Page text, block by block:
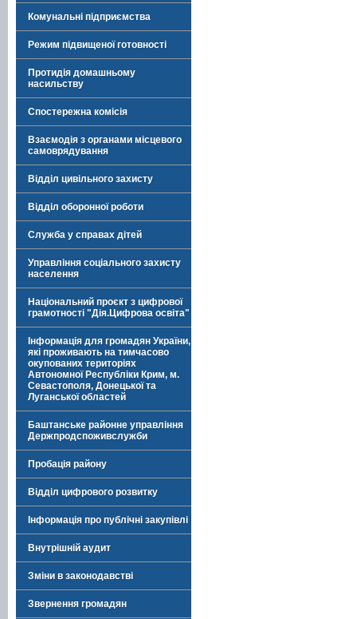
Комунальні підприємства
Режим підвищеної готовності
Протидія домашньому
насильству
Спостережна комісія
Взаємодія з органами місцевого
самоврядування
Відділ цивільного захисту
Відділ оборонної роботи
Служба у справах дітей
Управління соціального захисту
населення
Національний проєкт з цифрової
грамотності "Дія.Цифрова освіта"
Інформація для громадян України,
які проживають на тимчасово
окупованих територіях
Автономної Республіки Крим, м.
Севастополя, Донецької та
Луганської областей
Баштанське районне управління
Держпродспоживслужби
Пробація району
Відділ цифрового розвитку
Інформація про публічні закупівлі
Внутрішній аудит
Зміни в законодавстві
Звернення громадян